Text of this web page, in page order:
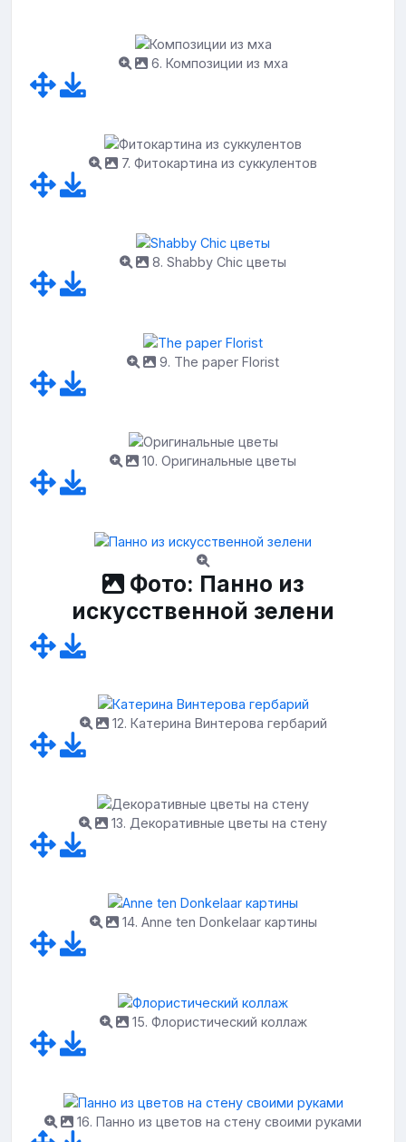
6. Композиции из мха
7. Фитокартина из суккулентов
8. Shabby Chic цветы
9. The paper Florist
10. Оригинальные цветы
Фото: Панно из
искусственной зелени
12. Катерина Винтерова гербарий
13. Декоративные цветы на стену
14. Anne ten Donkelaar картины
15. Флористический коллаж
16. Панно из цветов на стену своими руками